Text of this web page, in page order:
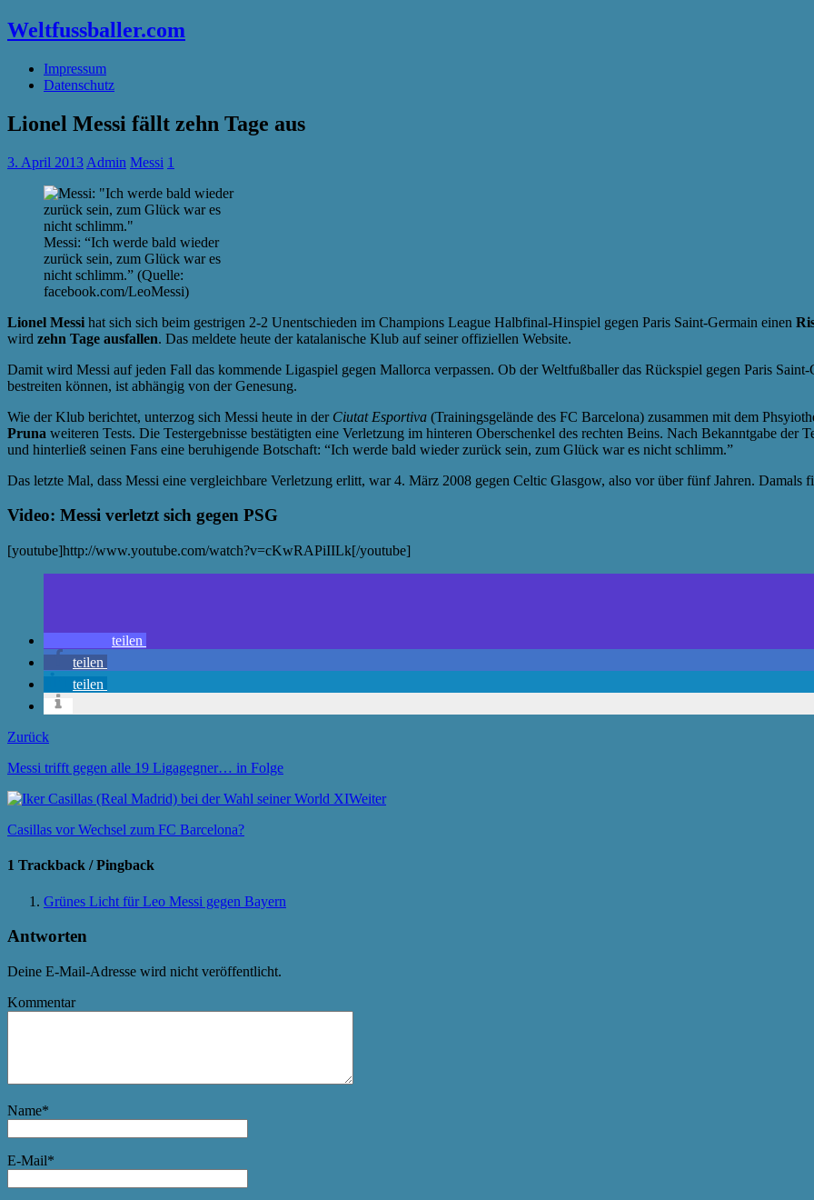
Weltfussballer.com
Impressum
Datenschutz
Lionel Messi fällt zehn Tage aus
3. April 2013 Admin Messi 1
Messi: “Ich werde bald wieder
zurück sein, zum Glück war es
nicht schlimm.” (Quelle:
facebook.com/LeoMessi)
Lionel Messi hat sich sich beim gestrigen 2-2 Unentschieden im Champions League Halbfinal-Hinspiel gegen Paris Saint-Germain einen
wird zehn Tage ausfallen. Das meldete heute der katalanische Klub auf seiner offiziellen Website.
Damit wird Messi auf jeden Fall das kommende Ligaspiel gegen Mallorca verpassen. Ob der Weltfußballer das Rückspiel gegen Paris
bestreiten können, ist abhängig von der Genesung.
Wie der Klub berichtet, unterzog sich Messi heute in der Ciutat Esportiva (Trainingsgelände des FC Barcelona) zusammen mit dem
Pruna weiteren Tests. Die Testergebnisse bestätigten eine Verletzung im hinteren Oberschenkel des rechten Beins. Nach Bekanntgabe der
und hinterließ seinen Fans eine beruhigende Botschaft: “Ich werde bald wieder zurück sein, zum Glück war es nicht schlimm.”
Das letzte Mal, dass Messi eine vergleichbare Verletzung erlitt, war 4. März 2008 gegen Celtic Glasgow, also vor über fünf Jahren. Damals
Video: Messi verletzt sich gegen PSG
[youtube]http://www.youtube.com/watch?v=cKwRAPiIILk[/youtube]
teilen
teilen
teilen
Zurück
Messi trifft gegen alle 19 Ligagegner… in Folge
Weiter
Casillas vor Wechsel zum FC Barcelona?
1 Trackback / Pingback
Grünes Licht für Leo Messi gegen Bayern
Antworten
Deine E-Mail-Adresse wird nicht veröffentlicht.
Kommentar
Name*
E-Mail*